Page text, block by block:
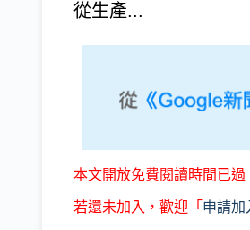
從生產...
本文開放免費閱讀時間已過
若還未加入，歡迎「 申請加